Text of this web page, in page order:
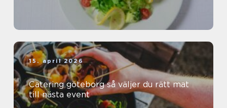
15. april 2026
Catering göteborg så väljer du rätt mat
till nästa event